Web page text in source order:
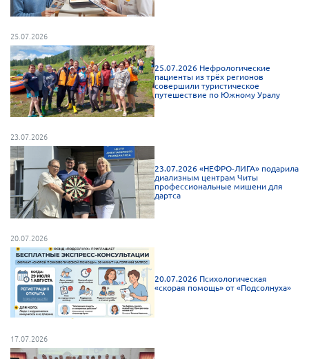
25.07.2026
25.07.2026 Нефрологические
пациенты из трёх регионов
совершили туристическое
путешествие по Южному Уралу
23.07.2026
23.07.2026 «НЕФРО-ЛИГА» подарила
диализным центрам Читы
профессиональные мишени для
дартса
20.07.2026
20.07.2026 Психологическая
«скорая помощь» от «Подсолнуха»
17.07.2026